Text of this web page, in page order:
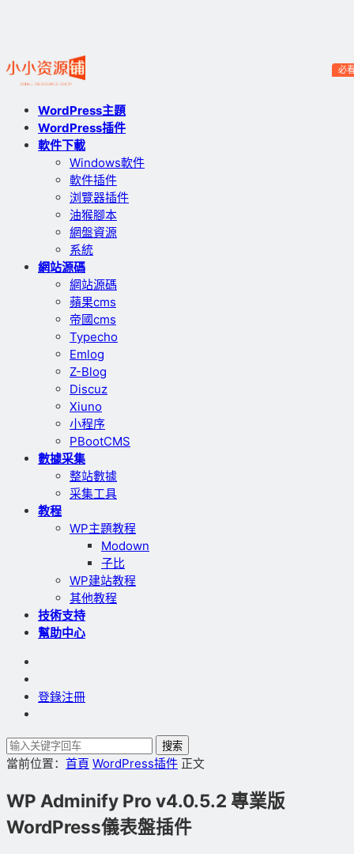
WordPress主題
WordPress插件
軟件下載
Windows軟件
軟件插件
浏覽器插件
油猴腳本
網盤資源
系統
網站源碼
網站源碼
蘋果cms
帝國cms
Typecho
Emlog
Z-Blog
Discuz
Xiuno
小程序
PBootCMS
數據采集
整站數據
采集工具
教程
WP主題教程
Modown
子比
WP建站教程
其他教程
技術支持
幫助中心
必
登錄注冊
搜索
當前位置： 首頁 WordPress插件 正文
WP Adminify Pro v4.0.5.2 專業版
WordPress儀表盤插件